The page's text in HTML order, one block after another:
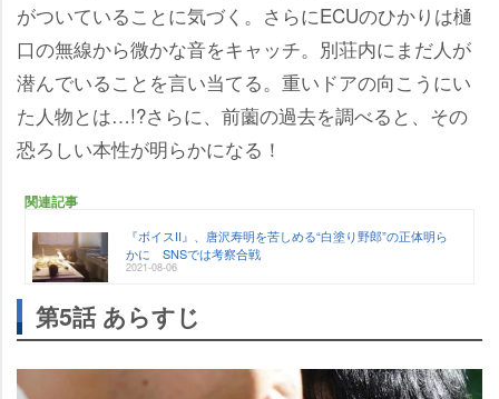
がついていることに気づく。さらにECUのひかりは樋
口の無線から微かな音をキャッチ。別荘内にまだ人が
潜んでいることを言い当てる。重いドアの向こうにい
た人物とは…!?さらに、前薗の過去を調べると、その
恐ろしい本性が明らかになる！
関連記事
『ボイスII』、唐沢寿明を苦しめる“白塗り野郎”の正体明ら
かに SNSでは考察合戦
2021-08-06
第5話 あらすじ